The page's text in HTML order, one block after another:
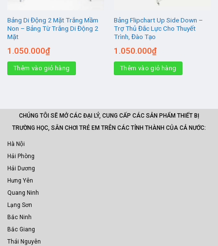
Bảng Di Động 2 Mặt Trắng Mầm
Non – Bảng Từ Trắng Di Động 2
Mặt
1.050.000₫
Thêm vào giỏ hàng
Bảng Flipchart Up Side Down –
Trợ Thủ Đắc Lực Cho Thuyết
Trình, Đào Tạo
1.050.000₫
Thêm vào giỏ hàng
CHÚNG TÔI SẼ MỞ CÁC ĐẠI LÝ, CUNG CẤP CÁC SẢN PHẨM THIẾT BỊ
TRƯỜNG HỌC, SÂN CHƠI TRẺ EM TRÊN CÁC TỈNH THÀNH CỦA CẢ NƯỚC:
Hà Nội
Hải Phòng
Hải Dương
Hưng Yên
Quang Ninh
Lạng Sơn
Bắc Ninh
Bắc Giang
Thái Nguyên